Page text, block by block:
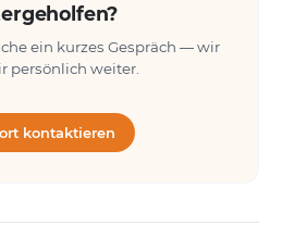
ein kurzes Gespräch — wir
persönlich weiter.
kontaktieren